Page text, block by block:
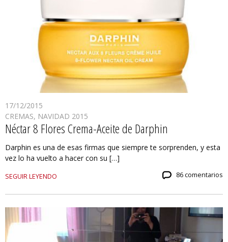
17/12/2015
CREMAS, NAVIDAD 2015
Néctar 8 Flores Crema-Aceite de Darphin
Darphin es una de esas firmas que siempre te sorprenden, y esta
vez lo ha vuelto a hacer con su […]
SEGUIR LEYENDO 86 comentarios